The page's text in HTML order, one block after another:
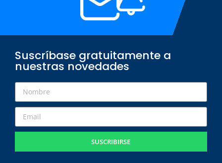
Suscríbase gratuitamente a
nuestras novedades
SUSCRIBIRSE